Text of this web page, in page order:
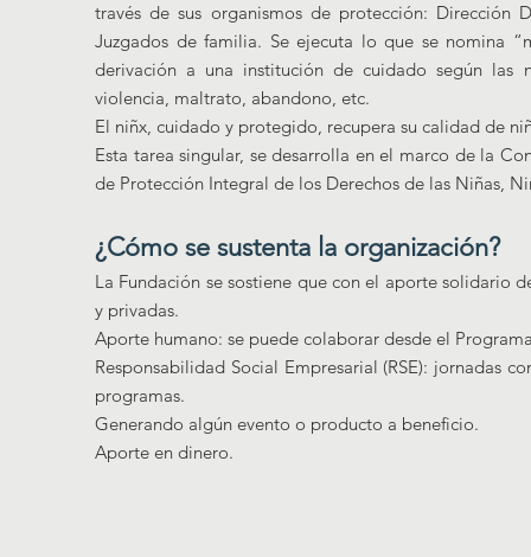
través de sus organismos de protección: Dirección
Juzgados de familia. Se ejecuta lo que se nomina
derivación a una institución de cuidado según las
violencia, maltrato, abandono, etc.
El niñx, cuidado y protegido, recupera su calidad de
Esta tarea singular, se desarrolla en el marco de la
de Protección Integral de los Derechos de las Niñas,
¿Cómo se sustenta la organización?
La Fundación se sostiene que con el aporte solidario
y privadas.
Aporte humano: se puede colaborar desde el
Responsabilidad Social Empresarial (RSE): jornadas
programas.
Generando algún evento o producto a beneficio.
Aporte en dinero.